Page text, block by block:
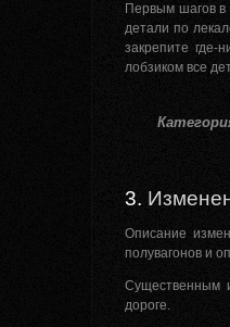
Первым шагов в
детали по
закрепите где-
лобзиком все
3.
Описание
полувагонов и
Существенным
дороге.